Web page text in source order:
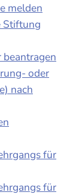
melden
Stiftung
oder
nach
für
für